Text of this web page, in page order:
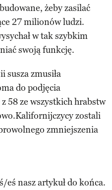
żeby zasilać
27 milionów ludzi.
w tak szybkim
swoją funkcję.
susza zmusiła
do podjęcia
58 ze wszystkich hrabstw
zostali
zmniejszenia
eś nasz artykuł do końca.